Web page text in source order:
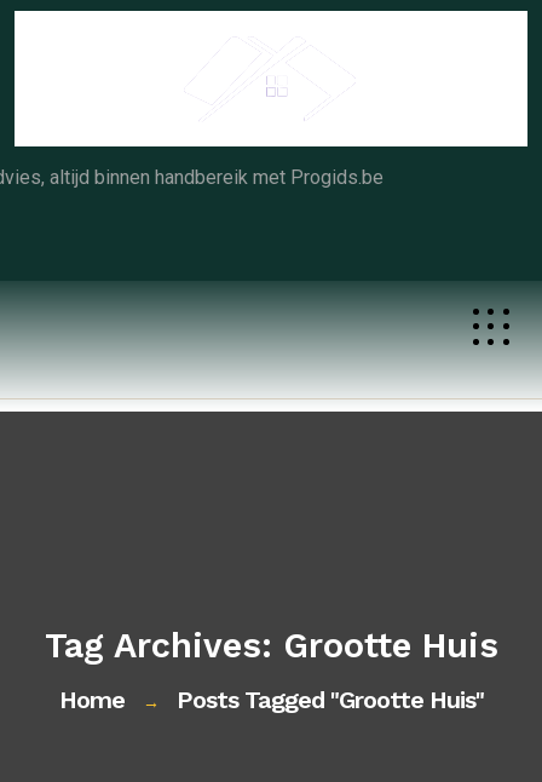
Skip
altijd binnen handbereik met Progids.be
Tag Archives: Grootte Huis
Home → Posts Tagged "grootte Huis"